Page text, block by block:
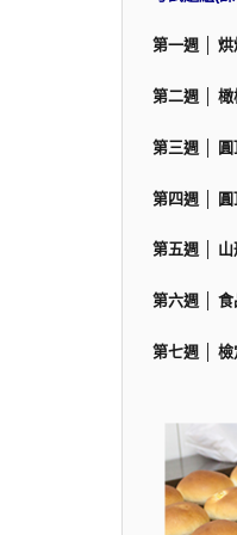
第一週 │ 烘
第二週 │ 橄
第三週 │ 圓
第四週 │ 圓
第五週 │ 山
第六週 │ 食
第七週 │ 檢